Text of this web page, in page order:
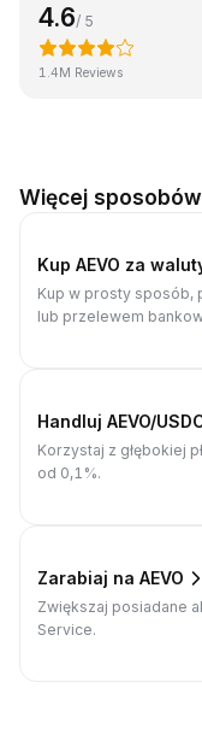
4.6/ 5
1.4M Reviews
Więcej
Kup AEVO za
Kup w prosty sposób,
lub przelewem
Handluj AEVO/
Korzystaj z głębokiej
od 0,1%.
Zarabiaj na AEVO
Zwiększaj posiadane
Service.